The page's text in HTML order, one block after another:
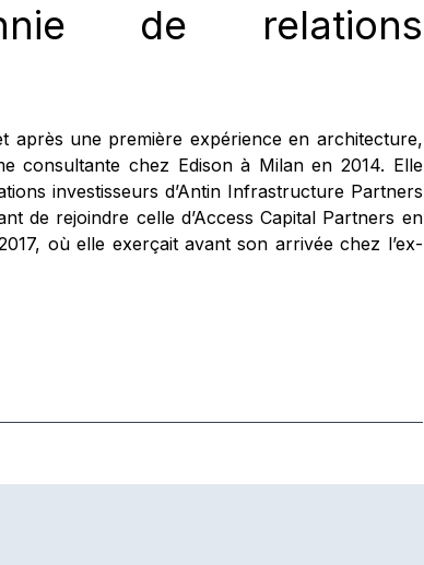
de relations
après une première expérience en architecture,
consultante chez Edison à Milan en 2014. Elle
investisseurs d’Antin Infrastructure Partners
de rejoindre celle d’Access Capital Partners en
où elle exerçait avant son arrivée chez l’ex-